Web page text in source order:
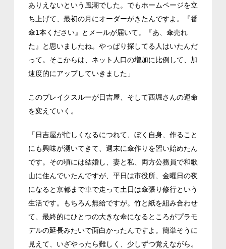
ありえないという風潮でした。でもホームページを立
ち上げて、最初の月にオーダーがきたんですよ。『番
傘1本ください』とメールが届いて。『あ、傘売れ
た』と思いましたね。やっぱり探してる人はいたんだ
って。そこからは、ネット人口の増加に比例して、加
速度的にアップしていきました」
このブレイクスルーが日吉屋、そして西堀さんの運命
を変えていく。
「日吉屋が忙しくなるにつれて、ぼく自身、作ること
にも興味が湧いてきて、週末に傘作りを習い始めたん
です。その頃には結婚し、妻と私、両方公務員で和歌
山に住んでいたんですが、平日は市役所、金曜日の夜
になると京都まで車で走って土日は傘張り修行という
生活です。もちろん無給ですが。竹と紙を組み合わせ
て、最終的にひとつの大きな傘になるところがプラモ
デルの延長みたいで面白かったんですよ。簡単そうに
見えて、いざやったら難しく、少しずつ覚えながら。